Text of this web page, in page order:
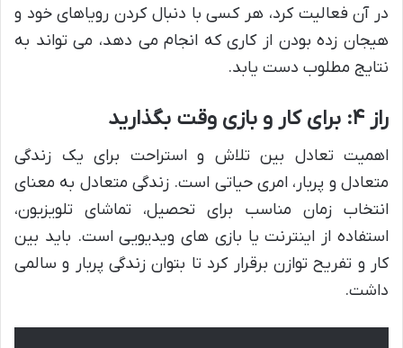
در آن فعالیت کرد، هر کسی با دنبال کردن رویاهای خود و
هیجان زده بودن از کاری که انجام می دهد، می تواند به
نتایج مطلوب دست یابد.
راز ۴: برای کار و بازی وقت بگذارید
اهمیت تعادل بین تلاش و استراحت برای یک زندگی
متعادل و پربار، امری حیاتی است. زندگی متعادل به معنای
انتخاب زمان مناسب برای تحصیل، تماشای تلویزیون،
استفاده از اینترنت یا بازی های ویدیویی است. باید بین
کار و تفریح توازن برقرار کرد تا بتوان زندگی پربار و سالمی
داشت.